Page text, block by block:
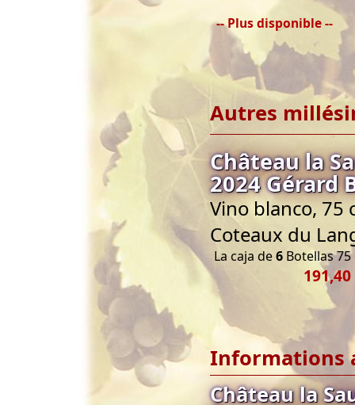
-- Plus disponible --
Autres
Château la
2024 Gérard
Vino blanco, 75
Coteaux du
La caja de6 Botellas 75
191,40
Informations
Château la